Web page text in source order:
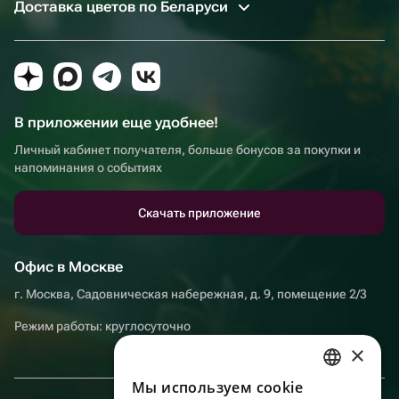
Доставка цветов по Беларуси
В приложении еще удобнее!
Личный кабинет получателя, больше бонусов за покупки и
напоминания о событиях
Скачать приложение
Офис в Москве
г. Москва, Садовническая набережная, д. 9, помещение 2/3
Режим работы: круглосуточно
×
Мы используем сookie